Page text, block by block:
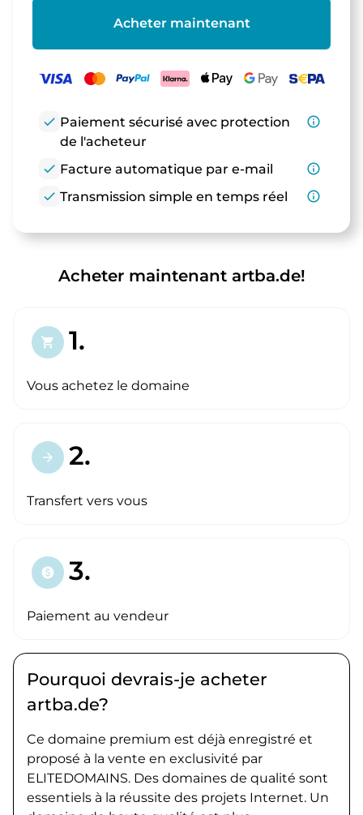
Acheter maintenant
check Paiement sécurisé avec protection
de l'acheteur
info_outline
check Facture automatique par e-mail
info_outline
check Transmission simple en temps réel info_outline
Acheter maintenant artba.de!
shopping_cart 1.
Vous achetez le domaine
arrow_forward 2.
Transfert vers vous
paid 3.
Paiement au vendeur
Pourquoi devrais-je acheter
artba.de?
Ce domaine premium est déjà enregistré et
proposé à la vente en exclusivité par
ELITEDOMAINS. Des domaines de qualité sont
essentiels à la réussite des projets Internet. Un